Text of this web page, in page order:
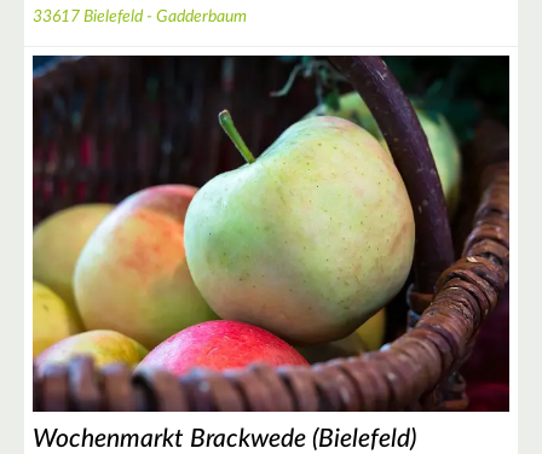
33617 Bielefeld - Gadderbaum
Wochenmarkt Brackwede (Bielefeld)